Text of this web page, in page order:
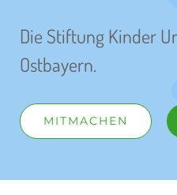
Die Stiftung Kinder
Ostbayern.
MITMACHEN